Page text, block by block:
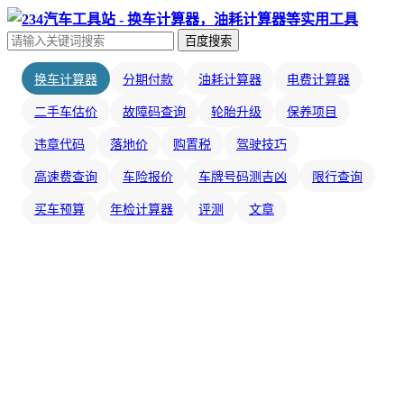
百度搜索
换车计算器 分期付款 油耗计算器 电费计算器
二手车估价 故障码查询 轮胎升级 保养项目
违章代码 落地价 购置税 驾驶技巧
高速费查询 车险报价 车牌号码测吉凶 限行查询
买车预算 年检计算器 评测 文章